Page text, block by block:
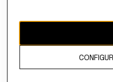
El contenido de esta página web
propiedad de H&M Hennes &